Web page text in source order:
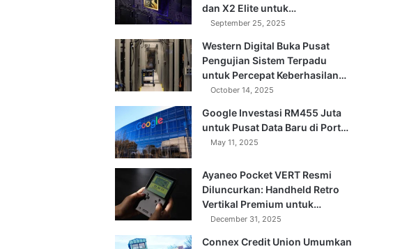
dan X2 Elite untuk…
September 25, 2025
Western Digital Buka Pusat
Pengujian Sistem Terpadu
untuk Percepat Keberhasilan…
October 14, 2025
Google Investasi RM455 Juta
untuk Pusat Data Baru di Port…
May 11, 2025
Ayaneo Pocket VERT Resmi
Diluncurkan: Handheld Retro
Vertikal Premium untuk…
December 31, 2025
Connex Credit Union Umumkan